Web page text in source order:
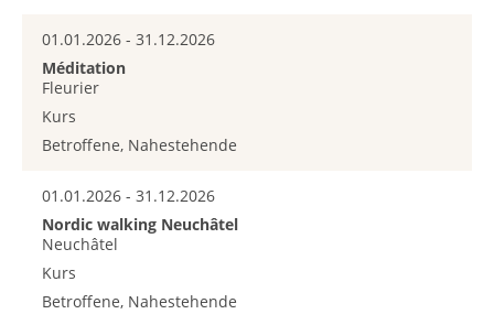
01.01.2026 - 31.12.2026
Méditation
Fleurier
Kurs
Betroffene, Nahestehende
01.01.2026 - 31.12.2026
Nordic walking Neuchâtel
Neuchâtel
Kurs
Betroffene, Nahestehende